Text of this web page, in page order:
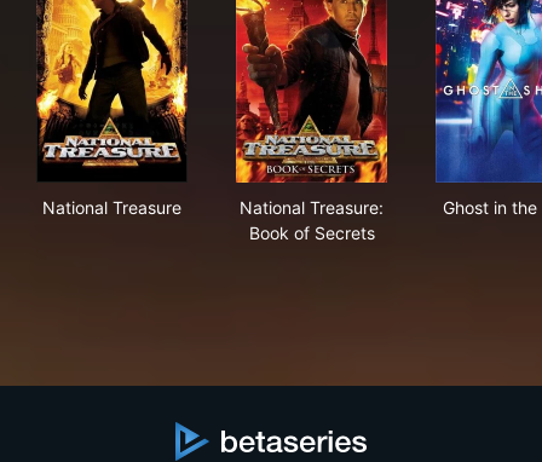
National Treasure
National Treasure:
Book of Secrets
Ghost in the